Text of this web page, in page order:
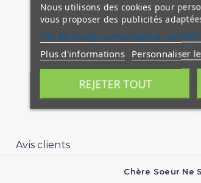
Avis clients
Chère Soeur Ne
Nous utilisons des cookies pour
vous proposer des publicités
site de Google concernant la
Plus d'informations Personnaliser
REJETER TOUT